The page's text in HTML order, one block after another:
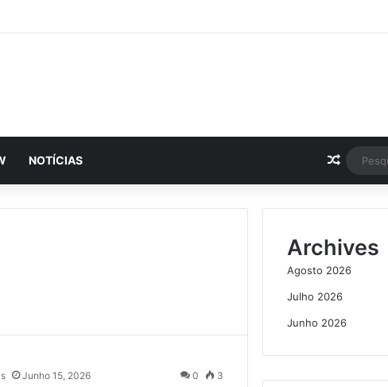
NOTÍCIAS Artigo
Junho 15, 2026 0 3
Archives
Agosto 2026
Julho 2026
Junho 2026